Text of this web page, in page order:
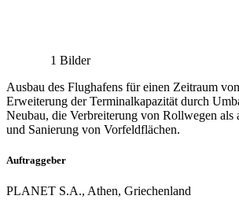
1 Bilder
Ausbau des Flughafens für einen Zeitraum
Erweiterung der Terminalkapazität durch
Neubau, die Verbreiterung von Rollwegen als
und Sanierung von Vorfeldflächen.
Auftraggeber
PLANET S.A., Athen, Griechenland